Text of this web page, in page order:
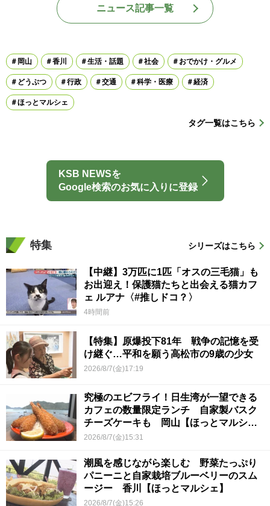
ニュース記事一覧
岡山 香川 生活・話題 社会 おでかけ・グルメ
どうぶつ 行政 交通 科学・医療 経済
ほっとマルシェ
タグ一覧はこちら
KSB NEWSを
Google検索のお気に入りに登録
特集 シリーズはこちら
【中継】3万匹に1匹「オスの三毛猫」も
お出迎え！保護猫たちと出会える猫カフ
ェ ルアナ〈#推しドコ？〉
4時間前
【特集】原爆投下81年 戦争の記憶を受
け継ぐ…平和を願う高松市の9歳の少女
2026/8/7(金)17:19
究極のエビフライ！日生湾が一望できる
カフェの数量限定ランチ 自家製バスク
チーズケーキも 岡山【ほっとマルシ
ェ】
2026/8/7(金)15:31
潮風を感じながら楽しむ 野菜たっぷり
パニーニと自家栽培ブルーベリーのスム
ージー 香川【ほっとマルシェ】
2026/8/7(金)15:26